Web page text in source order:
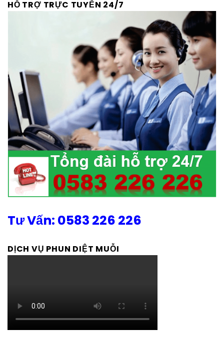
HỖ TRỢ TRỰC TUYẾN 24/7
Tư Vấn: 0583 226 226
DỊCH VỤ PHUN DIỆT MUỖI